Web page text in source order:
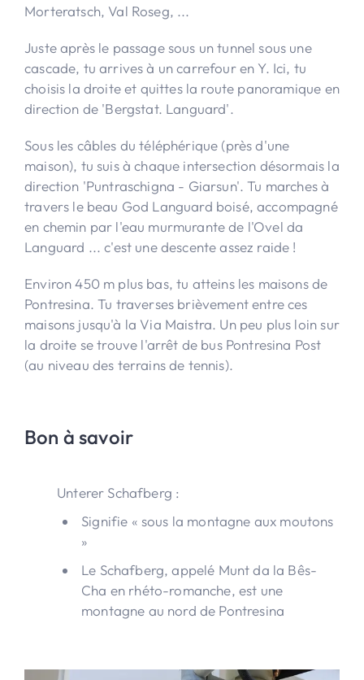
Morteratsch, Val Roseg, ...
Juste après le passage sous un tunnel sous une
cascade, tu arrives à un carrefour en Y. Ici, tu
choisis la droite et quittes la route panoramique en
direction de 'Bergstat. Languard'.
Sous les câbles du téléphérique (près d'une
maison), tu suis à chaque intersection désormais la
direction 'Puntraschigna - Giarsun'. Tu marches à
travers le beau God Languard boisé, accompagné
en chemin par l'eau murmurante de l'Ovel da
Languard ... c'est une descente assez raide !
Environ 450 m plus bas, tu atteins les maisons de
Pontresina. Tu traverses brièvement entre ces
maisons jusqu'à la Via Maistra. Un peu plus loin sur
la droite se trouve l'arrêt de bus Pontresina Post
(au niveau des terrains de tennis).
Bon à savoir
Unterer Schafberg :
Signifie « sous la montagne aux moutons
»
Le Schafberg, appelé Munt da la Bês-
Cha en rhéto-romanche, est une
montagne au nord de Pontresina